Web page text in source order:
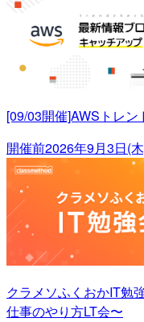
[09/03開催]AWSトレ
開催前2026年9月3日(
クラメソふくおかIT勉
仕事のやり方LT会〜